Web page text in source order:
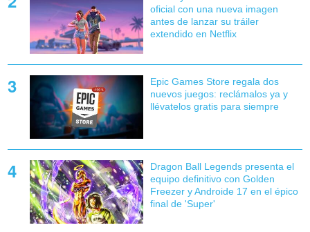
oficial con una nueva imagen
antes de lanzar su tráiler
extendido en Netflix
Epic Games Store regala dos
nuevos juegos: reclámalos ya y
llévatelos gratis para siempre
Dragon Ball Legends presenta el
equipo definitivo con Golden
Freezer y Androide 17 en el épico
final de 'Super'